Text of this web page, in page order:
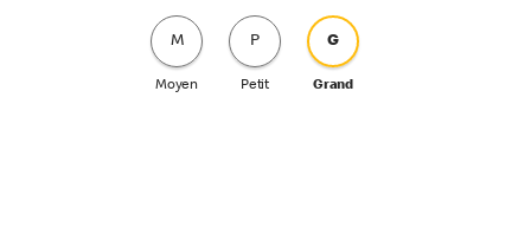
M
Moyen
P
Petit
G
Grand